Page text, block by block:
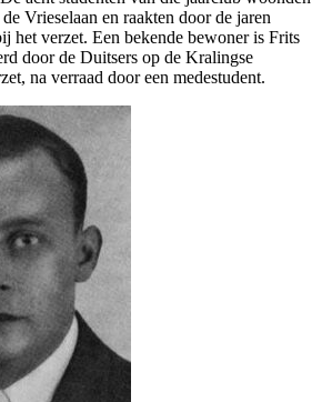
Vrieselaan en raakten door de jaren
het verzet. Een bekende bewoner is Frits
door de Duitsers op de Kralingse
na verraad door een medestudent.